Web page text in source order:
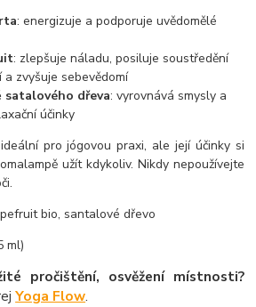
: energizuje a podporuje uvědomělé
: zlepšuje náladu, posiluje soustředění
a zvyšuje sebevědomí
satalového dřeva: vyrovnává smysly a
účinky
pro jógovou praxi, ale její účinky si
užít kdykoliv. Nikdy nepoužívejte
bio, santalové dřevo
ml)
pročištění, osvěžení místnosti?
Yoga Flow.